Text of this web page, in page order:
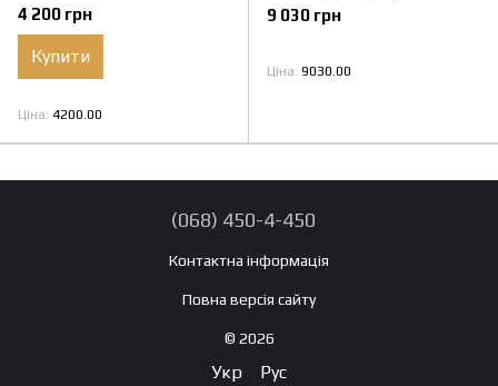
4 200 грн
Купити
Ціна 4200.00
9 030 грн
Ціна 9030.00
(068) 450-4-450
Контактна інформація
Повна версія сайту
© 2026
Укр Рус